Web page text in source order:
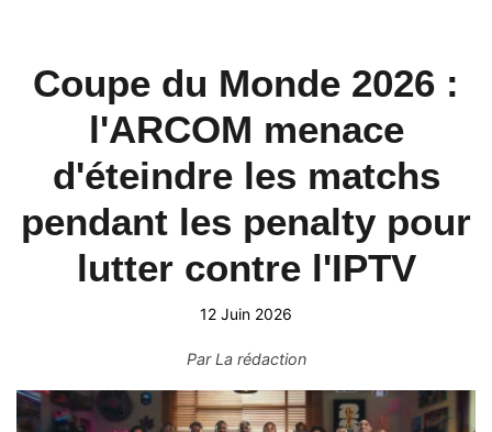
Coupe du Monde 2026 :
l'ARCOM menace
d'éteindre les matchs
pendant les penalty pour
lutter contre l'IPTV
12 Juin 2026
ParLa rédaction